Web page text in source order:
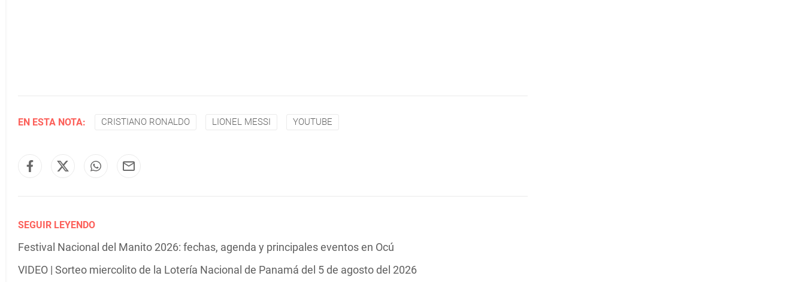
EN ESTA NOTA: CRISTIANO RONALDO LIONEL MESSI YOUTUBE
SEGUIR LEYENDO
Festival Nacional del Manito 2026: fechas, agenda y principales eventos en Ocú
VIDEO | Sorteo miercolito de la Lotería Nacional de Panamá del 5 de agosto del 2026